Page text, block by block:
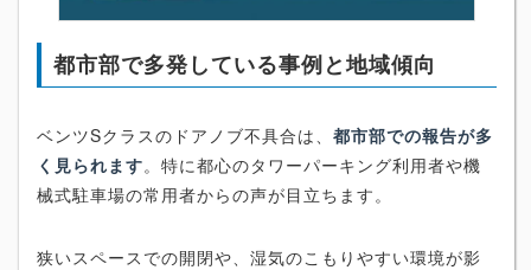
都市部で多発している事例と地域傾向
ベンツSクラスのドアノブ不具合は、 都市部での報告が多
く見られます。特に都心のタワーパーキング利用者や機
械式駐車場の常用者からの声が目立ちます。
狭いスペースでの開閉や、湿気のこもりやすい環境が影